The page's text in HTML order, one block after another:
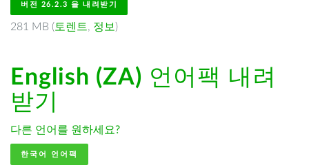
버전 26.2.3 을 내려받기
281 MB ( 토렌트, 정보 )
English (ZA) 언어팩 내려
받기
다른 언어를 원하세요?
한국어 언어팩